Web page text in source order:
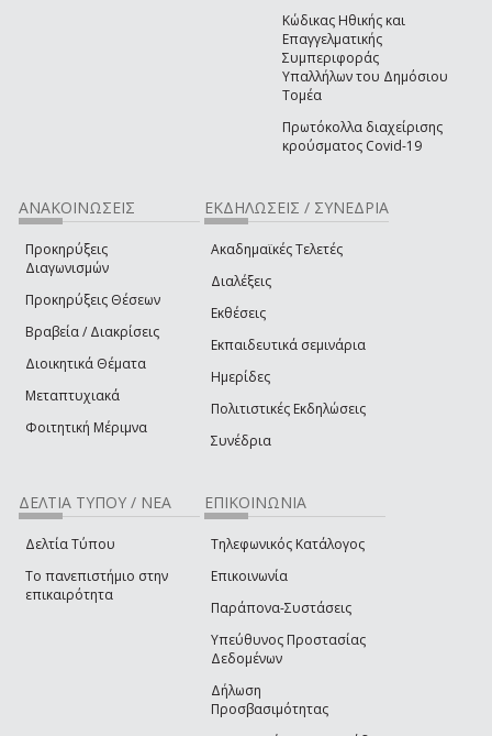
Κώδικας Ηθικής και
Επαγγελματικής
Συμπεριφοράς
Υπαλλήλων του Δημόσιου
Τομέα
Πρωτόκολλα διαχείρισης
κρούσματος Covid-19
ΑΝΑΚΟΙΝΩΣΕΙΣ
Προκηρύξεις
Διαγωνισμών
Προκηρύξεις Θέσεων
Βραβεία / Διακρίσεις
Διοικητικά Θέματα
Μεταπτυχιακά
Φοιτητική Μέριμνα
ΕΚΔΗΛΩΣΕΙΣ / ΣΥΝΕΔΡΙΑ
Ακαδημαϊκές Τελετές
Διαλέξεις
Εκθέσεις
Εκπαιδευτικά σεμινάρια
Ημερίδες
Πολιτιστικές Εκδηλώσεις
Συνέδρια
ΔΕΛΤΙΑ ΤΥΠΟΥ / ΝΕΑ
Δελτία Τύπου
Το πανεπιστήμιο στην
επικαιρότητα
ΕΠΙΚΟΙΝΩΝΙΑ
Τηλεφωνικός Κατάλογος
Επικοινωνία
Παράπονα-Συστάσεις
Υπεύθυνος Προστασίας
Δεδομένων
Δήλωση
Προσβασιμότητας